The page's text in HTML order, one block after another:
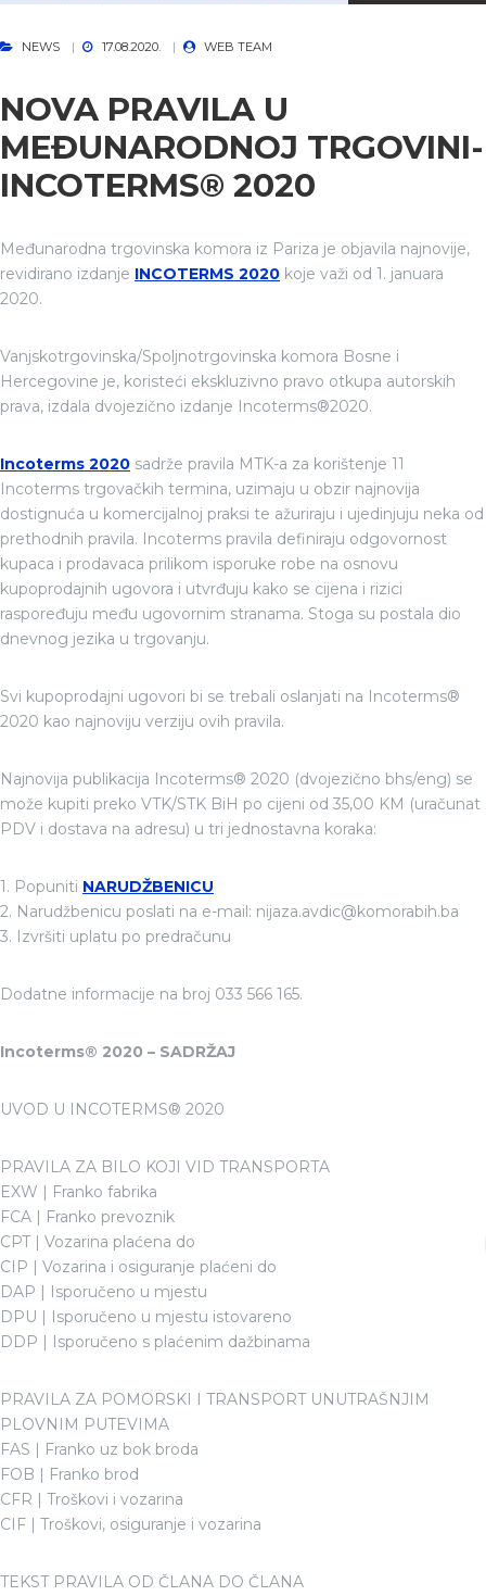
NEWS 17.08.2020. WEB TEAM
NOVA PRAVILA U
MEĐUNARODNOJ TRGOVINI-
INCOTERMS® 2020
Međunarodna trgovinska komora iz Pariza je objavila najnovije,
revidirano izdanje INCOTERMS 2020 koje važi od 1. januara
2020.
Vanjskotrgovinska/Spoljnotrgovinska komora Bosne i
Hercegovine je, koristeći ekskluzivno pravo otkupa autorskih
prava, izdala dvojezično izdanje Incoterms®2020.
Incoterms 2020 sadrže pravila MTK-a za korištenje 11
Incoterms trgovačkih termina, uzimaju u obzir najnovija
dostignuća u komercijalnoj praksi te ažuriraju i ujedinjuju neka od
prethodnih pravila. Incoterms pravila definiraju odgovornost
kupaca i prodavaca prilikom isporuke robe na osnovu
kupoprodajnih ugovora i utvrđuju kako se cijena i rizici
raspoređuju među ugovornim stranama. Stoga su postala dio
dnevnog jezika u trgovanju.
Svi kupoprodajni ugovori bi se trebali oslanjati na Incoterms®
2020 kao najnoviju verziju ovih pravila.
Najnovija publikacija Incoterms® 2020 (dvojezično bhs/eng) se
može kupiti preko VTK/STK BiH po cijeni od 35,00 KM (uračunat
PDV i dostava na adresu) u tri jednostavna koraka:
1. Popuniti NARUDŽBENICU
2. Narudžbenicu poslati na e-mail: nijaza.avdic@komorabih.ba
3. Izvršiti uplatu po predračunu
Dodatne informacije na broj 033 566 165.
Incoterms® 2020 – SADRŽAJ
UVOD U INCOTERMS® 2020
PRAVILA ZA BILO KOJI VID TRANSPORTA
EXW | Franko fabrika
FCA | Franko prevoznik
CPT | Vozarina plaćena do
CIP | Vozarina i osiguranje plaćeni do
DAP | Isporučeno u mjestu
DPU | Isporučeno u mjestu istovareno
DDP | Isporučeno s plaćenim dažbinama
PRAVILA ZA POMORSKI I TRANSPORT UNUTRAŠNJIM
PLOVNIM PUTEVIMA
FAS | Franko uz bok broda
FOB | Franko brod
CFR | Troškovi i vozarina
CIF | Troškovi, osiguranje i vozarina
TEKST PRAVILA OD ČLANA DO ČLANA